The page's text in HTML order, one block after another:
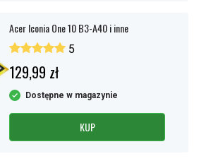
Acer Iconia One 10 B3-A40 i inne
5
129,99 zł
Dostępne w magazynie
KUP